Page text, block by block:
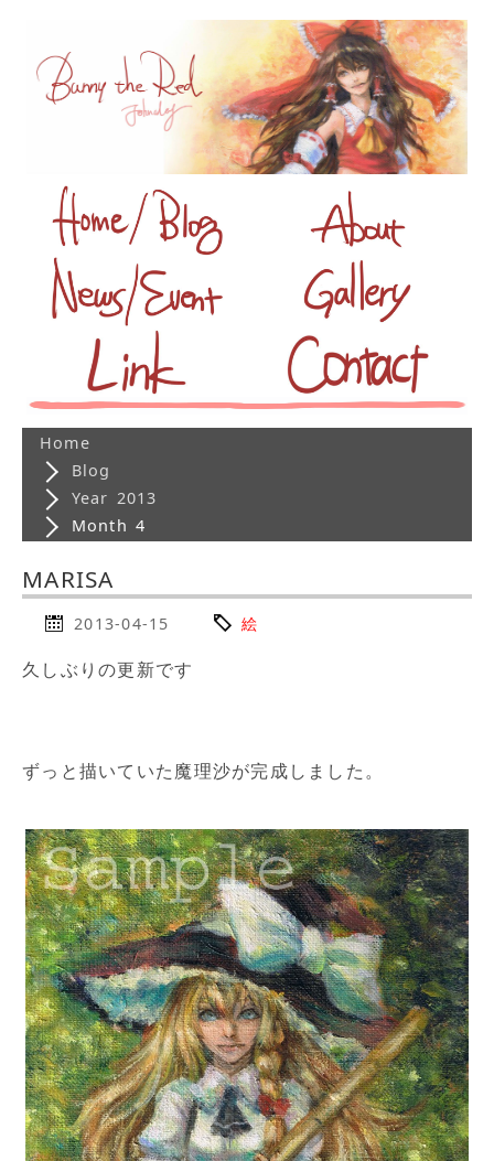
Home
Blog
Year 2013
Month 4
MARISA
2013-04-15 絵
久しぶりの更新です
ずっと描いていた魔理沙が完成しました。